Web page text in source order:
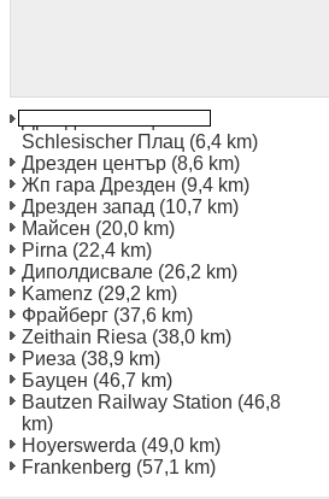
Schlesischer Плац (6,4 km)
Дрезден център (8,6 km)
Жп гара Дрезден (9,4 km)
Дрезден запад (10,7 km)
Майсен (20,0 km)
Pirna (22,4 km)
Диполдисвале (26,2 km)
Kamenz (29,2 km)
Фрайберг (37,6 km)
Zeithain Riesa (38,0 km)
Риеза (38,9 km)
Бауцен (46,7 km)
Bautzen Railway Station (46,8
km)
Hoyerswerda (49,0 km)
Frankenberg (57,1 km)